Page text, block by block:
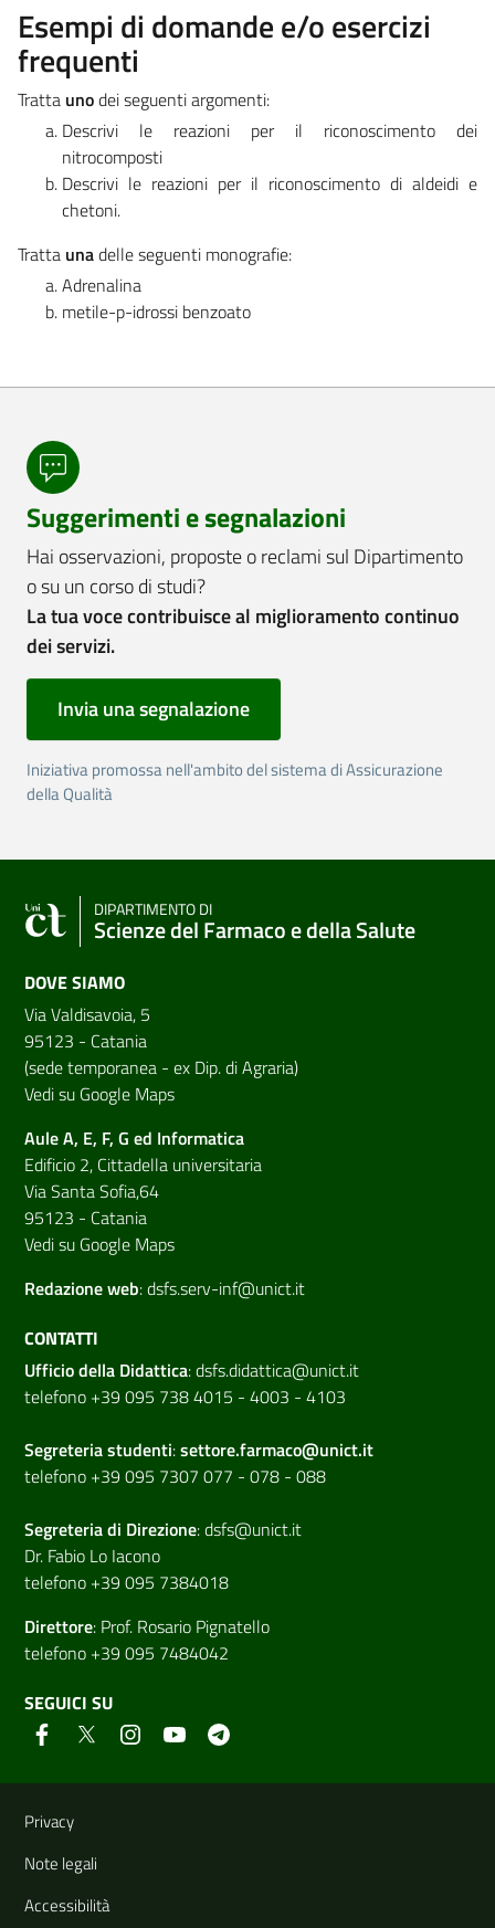
Esempi di domande e/o esercizi
frequenti
Tratta unodei seguenti argomenti:
Descrivi le reazioni per il riconoscimento dei
nitrocomposti
Descrivi le reazioni per il riconoscimento di aldeidi e
chetoni.
Tratta unadelle seguenti monografie:
Adrenalina
metile-p-idrossi benzoato
Suggerimenti e segnalazioni
Hai osservazioni, proposte o reclami sul Dipartimento
o su un corso di studi?
La tua voce contribuisce al miglioramento continuo
dei servizi.
Invia una segnalazione
Iniziativa promossa nell'ambito del sistema di Assicurazione
della Qualità
DIPARTIMENTO DI
Scienze del Farmaco e della Salute
DOVE SIAMO
Via Valdisavoia, 5
95123 - Catania
(sede temporanea - ex Dip. di Agraria)
Vedi su Google Maps
Aule A, E, F, G ed Informatica
Edificio 2, Cittadella universitaria
Via Santa Sofia,64
95123 - Catania
Vedi su Google Maps
Redazione web:dsfs.serv-inf@unict.it
CONTATTI
Ufficio della Didattica:dsfs.didattica@unict.it
telefono +39 095 738 4015 - 4003 - 4103
Segreteria studenti:settore.farmaco@unict.it
telefono +39 095 7307 077 - 078 - 088
Segreteria di Direzione:dsfs@unict.it
Dr. Fabio Lo Iacono
telefono +39 095 7384018
Direttore: Prof. Rosario Pignatello
telefono +39 095 7484042
SEGUICI SU
Link e informazioni utili
Privacy
Note legali
Accessibilità